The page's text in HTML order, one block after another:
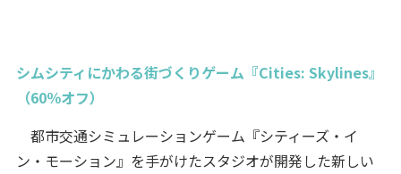
シムシティにかわる街づくりゲーム『Cities: Skylines』
（60％オフ）
都市交通シミュレーションゲーム『シティーズ・イ
ン・モーション』を手がけたスタジオが開発した新しい